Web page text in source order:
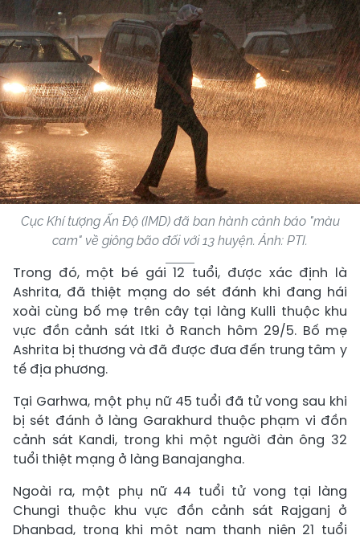
Cục Khí tượng Ấn Độ (IMD) đã ban hành cảnh báo "màu
cam" về giông bão đối với 13 huyện. Ảnh: PTI.
Trong đó, một bé gái 12 tuổi, được xác định là
Ashrita, đã thiệt mạng do sét đánh khi đang hái
xoài cùng bố mẹ trên cây tại làng Kulli thuộc khu
vực đồn cảnh sát Itki ở Ranch hôm 29/5. Bố mẹ
Ashrita bị thương và đã được đưa đến trung tâm y
tế địa phương.
Tại Garhwa, một phụ nữ 45 tuổi đã tử vong sau khi
bị sét đánh ở làng Garakhurd thuộc phạm vi đồn
cảnh sát Kandi, trong khi một người đàn ông 32
tuổi thiệt mạng ở làng Banajangha.
Ngoài ra, một phụ nữ 44 tuổi tử vong tại làng
Chungi thuộc khu vực đồn cảnh sát Rajganj ở
Dhanbad, trong khi một nam thanh niên 21 tuổi